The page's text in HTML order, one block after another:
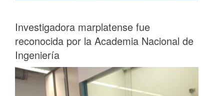
Investigadora marplatense fue
reconocida por la Academia Nacional de
Ingeniería